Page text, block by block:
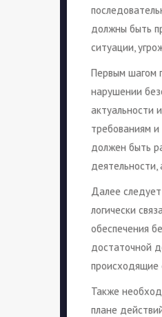
должны быть
ситуации,
Первым шагом
нарушении
актуальности
требованиям
должен быть
деятельности,
Далее
логически
обеспечения
достаточной
происходящие
Также
плане